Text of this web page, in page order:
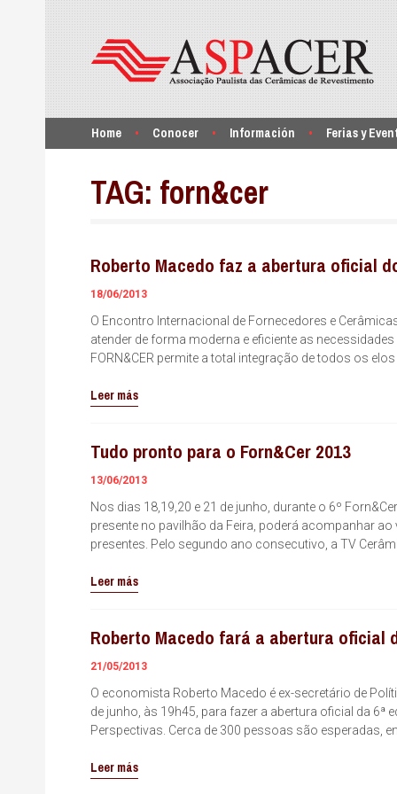
Home Conocer Información Ferias y
TAG: forn&cer
Roberto Macedo faz a abertura oficial
18/06/2013
O Encontro Internacional de Fornecedores e
atender de forma moderna e eficiente as
FORN&CER permite a total integração de todos os
Leer más
Tudo pronto para o Forn&Cer 2013
13/06/2013
Nos dias 18,19,20 e 21 de junho, durante o 6º
presente no pavilhão da Feira, poderá acompanhar
presentes. Pelo segundo ano consecutivo, a TV
Leer más
Roberto Macedo fará a abertura oficial
21/05/2013
O economista Roberto Macedo é ex-secretário de
de junho, às 19h45, para fazer a abertura oficial da 6ª
Perspectivas. Cerca de 300 pessoas são esperadas,
Leer más